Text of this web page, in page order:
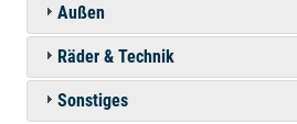
Außen
Räder & Technik
Sonstiges